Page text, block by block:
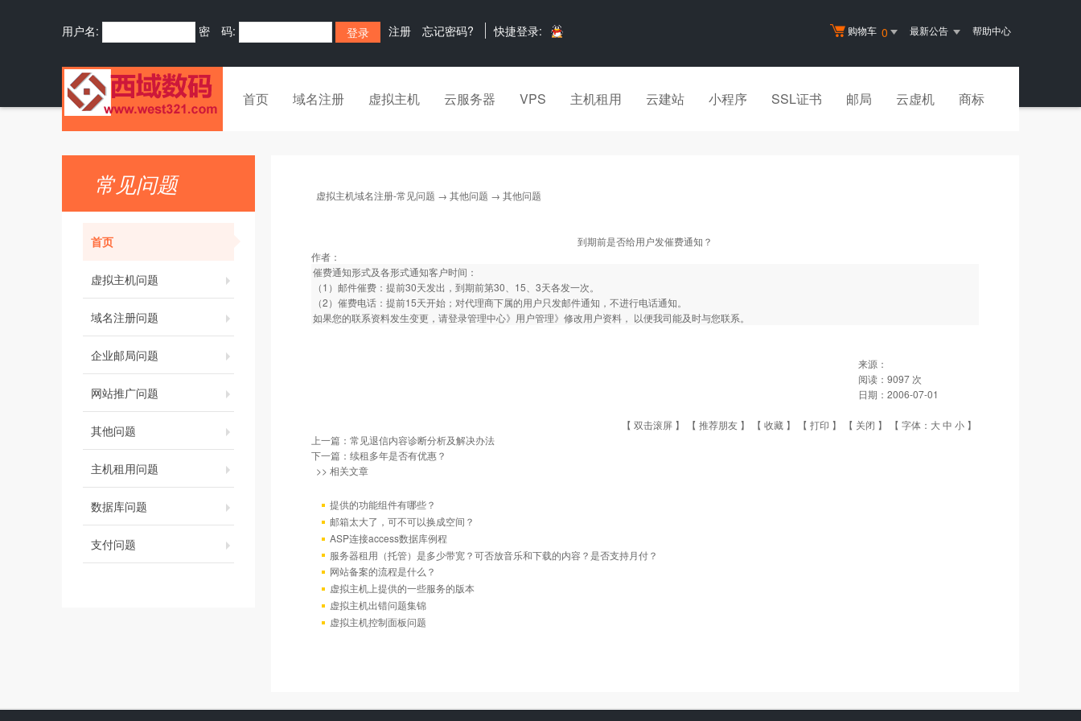
购物车 0 最新公告 帮助中心
用户名: 密 码: 注册 忘记密码? 快捷登录:
首页 域名注册 虚拟主机 云服务器 VPS 主机租用 云建站 小程序 SSL证书 邮局 云虚机 商标
常见问题
首页
虚拟主机问题
域名注册问题
企业邮局问题
网站推广问题
其他问题
主机租用问题
数据库问题
支付问题
虚拟主机域名注册-常见问题 → 其他问题 → 其他问题
到期前是否给用户发催费通知？
作者：
催费通知形式及各形式通知客户时间：
（1）邮件催费：提前30天发出，到期前第30、15、3天各发一次。
（2）催费电话：提前15天开始；对代理商下属的用户只发邮件通知，不进行电话通知。
如果您的联系资料发生变更，请登录管理中心》用户管理》修改用户资料， 以便我司能及时与您联系。
来源：
阅读： 9097 次
日期： 2006-07-01
【 双击滚屏 】 【 推荐朋友 】 【 收藏 】 【 打印 】 【 关闭 】 【 字体： 大中 小 】
上一篇： 常见退信内容诊断分析及解决办法
下一篇： 续租多年是否有优惠？
>> 相关文章
提供的功能组件有哪些？
邮箱太大了，可不可以换成空间？
ASP连接access数据库例程
服务器租用（托管）是多少带宽？可否放音乐和下载的内容？是否支持月付？
网站备案的流程是什么？
虚拟主机上提供的一些服务的版本
虚拟主机出错问题集锦
虚拟主机控制面板问题